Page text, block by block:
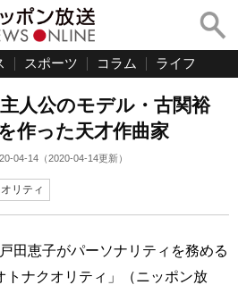
スポーツ コラム ライフ
人公のモデル・古関裕
作った天才作曲家
04-14 （2020-04-14更新）
リティ
田恵子がパーソナリティを務める
トナクオリティ」（ニッポン放